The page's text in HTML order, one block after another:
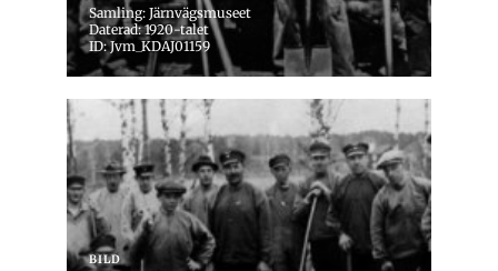
Samling: Järnvägsmuseet
Daterad: 1920-talet
ID: Jvm_KDAJ01159
BILD